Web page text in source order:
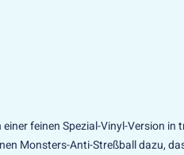
feinen Spezial-Vinyl-Version
Monsters-Anti-Streßball dazu,